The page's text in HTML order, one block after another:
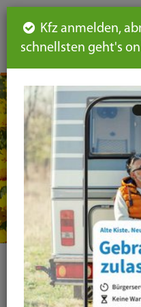
Ehrenamtliche
Seiteninhalt
Hauptnavigation
Seitennavigation
leichte
Sprache
Kfz anmelden,
schnellsten geht's